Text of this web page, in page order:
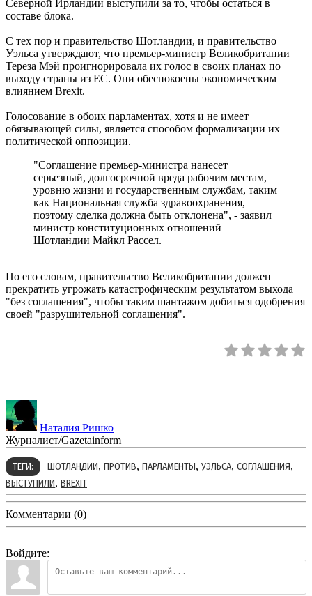
Северной Ирландии выступили за то, чтобы остаться в
составе блока.
С тех пор и правительство Шотландии, и правительство
Уэльса утверждают, что премьер-министр Великобритании
Тереза ​​Мэй проигнорировала их голос в своих планах по
выходу страны из ЕС. Они обеспокоены экономическим
влиянием Brexit.
Голосование в обоих парламентах, хотя и не имеет
обязывающей силы, является способом формализации их
политической оппозиции.
"Соглашение премьер-министра нанесет
серьезный, долгосрочной вреда рабочим местам,
уровню жизни и государственным службам, таким
как Национальная служба здравоохранения,
поэтому сделка должна быть отклонена", - заявил
министр конституционных отношений
Шотландии Майкл Рассел.
По его словам, правительство Великобритании должен
прекратить угрожать катастрофическим результатом выхода
"без соглашения", чтобы таким шантажом добиться одобрения
своей "разрушительной соглашения".
Наталия Ришко
Журналист/Gazetainform
ТЕГИ: ШОТЛАНДИИ, ПРОТИВ, ПАРЛАМЕНТЫ, УЭЛЬСА, СОГЛАШЕНИЯ,
ВЫСТУПИЛИ, BREXIT
Комментарии (0)
Войдите: